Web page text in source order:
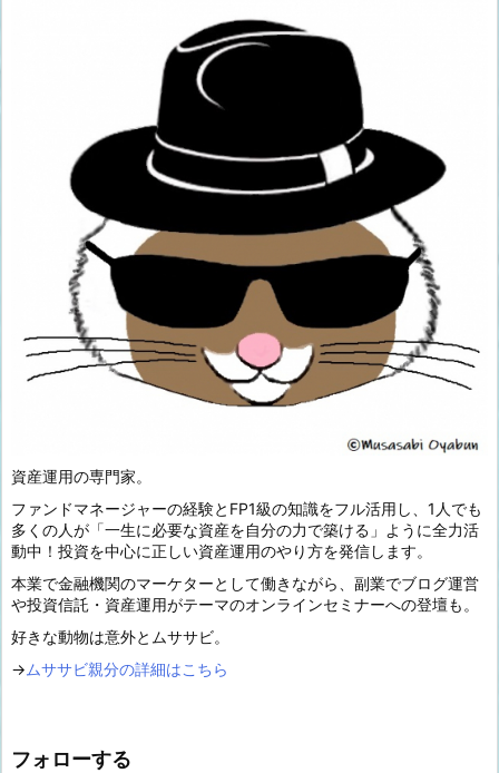
資産運用の専門家。
ファンドマネージャーの経験とFP1級の知識をフル活用し、1人でも
多くの人が「一生に必要な資産を自分の力で築ける」ように全力活
動中！投資を中心に正しい資産運用のやり方を発信します。
本業で金融機関のマーケターとして働きながら、副業でブログ運営
や投資信託・資産運用がテーマのオンラインセミナーへの登壇も。
好きな動物は意外とムササビ。
→ ムササビ親分の詳細はこちら
フォローする